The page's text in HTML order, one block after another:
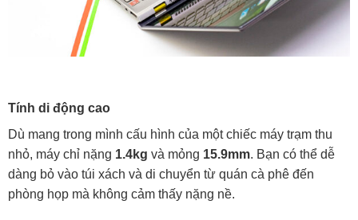
Tính di động cao
Dù mang trong mình cấu hình của một chiếc máy trạm thu
nhỏ, máy chỉ nặng 1.4kg và mỏng 15.9mm. Bạn có thể dễ
dàng bỏ vào túi xách và di chuyển từ quán cà phê đến
phòng họp mà không cảm thấy nặng nề.